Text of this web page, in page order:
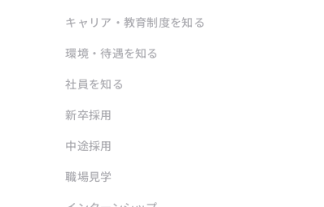
キャリア・教育制度を知る
環境・待遇を知る
社員を知る
新卒採用
中途採用
職場見学